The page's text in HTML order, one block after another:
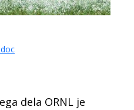
dela ORNL je